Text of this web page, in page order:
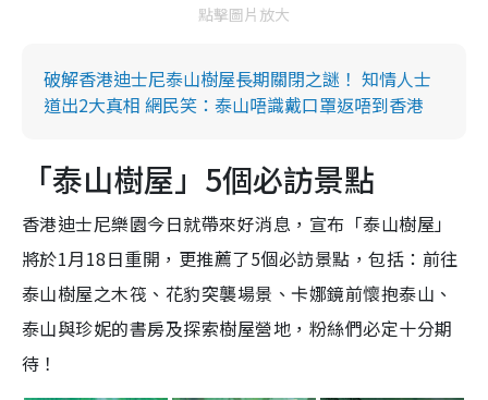
點擊圖片放大
破解香港迪士尼泰山樹屋長期關閉之謎！ 知情人士
道出2大真相 網民笑：泰山唔識戴口罩返唔到香港
「泰山樹屋」5個必訪景點
香港迪士尼樂園今日就帶來好消息，宣布「泰山樹屋」
將於1月18日重開，更推薦了5個必訪景點，包括：前往
泰山樹屋之木筏、花豹突襲場景、卡娜鏡前懷抱泰山、
泰山與珍妮的書房及探索樹屋營地，粉絲們必定十分期
待！